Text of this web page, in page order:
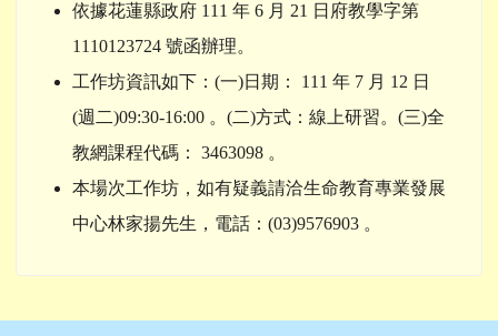
依據花蓮縣政府 111 年 6 月 21 日府教學字第
1110123724 號函辦理。
工作坊資訊如下：(一)日期： 111 年 7 月 12 日
(週二)09:30-16:00 。(二)方式：線上研習。(三)全
教網課程代碼： 3463098 。
本場次工作坊，如有疑義請洽生命教育專業發展
中心林家揚先生，電話：(03)9576903 。